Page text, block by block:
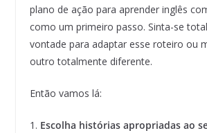
plano de ação para aprender inglês
como um primeiro passo. Sinta-se
vontade para adaptar esse roteiro ou
outro totalmente diferente.
Então vamos lá:
1. Escolha histórias apropriadas ao